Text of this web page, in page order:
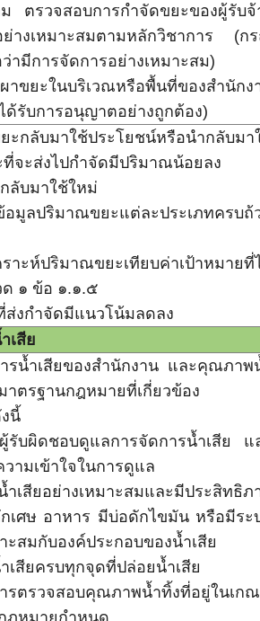
ตรวจสอบการกำจัดขยะของผู้รับจ้
ย่างเหมาะสมตามหลักวิชาการ (ก
ามีการจัดการอย่างเหมาะสม)
ขยะในบริเวณหรือพื้นที่ของสำนักง
ได้รับการอนุญาตอย่างถูกต้อง)
ะกลับมาใช้ประโยชน์หรือนำกลับมา
จะส่งไปกำจัดมีปริมาณน้อยลง
ลับมาใช้ใหม่
มูลปริมาณขยะแต่ละประเภทครบถ้
ะห์ปริมาณขยะเทียบค่าเป้าหมายที่
๑ ข้อ ๑.๑.๕
งกำจัดมีแนวโน้มลดลง
เสีย
รน้ำเสียของสำนักงาน และคุณภาพ
าตรฐานกฎหมายที่เกี่ยวข้อง
นี้
รับผิดชอบดูแลการจัดการน้ำเสีย แ
ามเข้าใจในการดูแล
เสียอย่างเหมาะสมและมีประสิทธิภ
เศษ อาหาร มีบ่อดักไขมัน หรือมีระ
ะสมกับองค์ประกอบของน้ำเสีย
เสียครบทุกจุดที่ปล่อยน้ำเสีย
วจสอบคุณภาพน้ำทิ้งที่อยู่ในเก
ฎหมายกำหนด